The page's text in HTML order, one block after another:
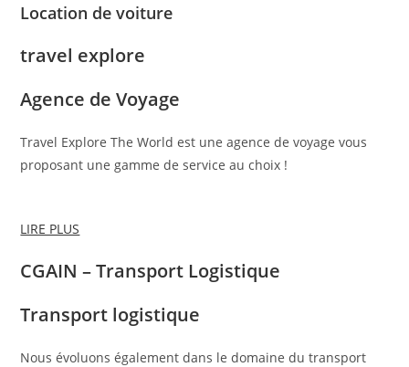
Location de voiture
travel explore
Agence de Voyage
Travel Explore The World est une agence de voyage vous
proposant une gamme de service au choix !
LIRE PLUS
CGAIN – Transport Logistique
Transport logistique
Nous évoluons également dans le domaine du transport